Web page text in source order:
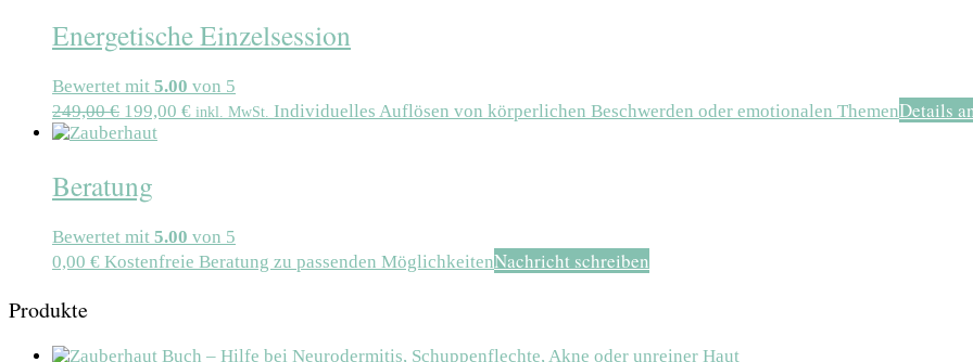
Energetische Einzelsession
Bewertet mit 5.00 von 5
249,00€ 199,00 € inkl. MwSt. Individuelles Auflösen von körperlichen Beschwerden oder emotionalen ThemenDetails
Beratung
Bewertet mit 5.00 von 5
0,00 € Kostenfreie Beratung zu passenden MöglichkeitenNachricht schreiben
Produkte